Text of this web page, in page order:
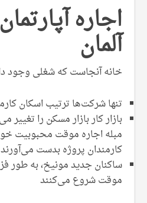
اجاره
آلمان
خانه آنجاست که شغلی وجود
تنها شرکت‌ها ترتیب اسکان
بازار کار بازار مسکن را تغییر
مبله اجاره موقت محبوبیت
کارمندان پروژه بدست می‌آورند
ساکنان جدید مونیخ، به طور
موقت شروع می‌کنند